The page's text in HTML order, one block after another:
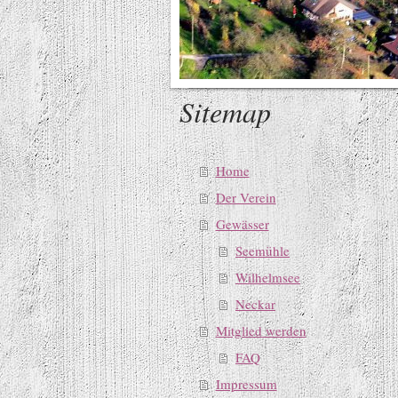
Sitemap
Home
Der Verein
Gewässer
Seemühle
Wilhelmsee
Neckar
Mitglied werden
FAQ
Impressum